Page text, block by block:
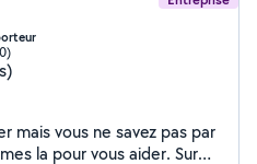
mais vous ne savez pas par
la pour vous aider. Sur